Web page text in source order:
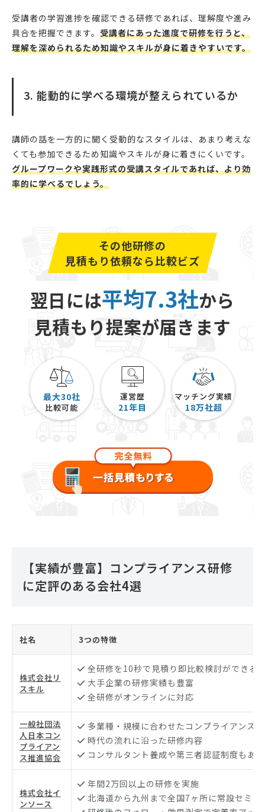
受講者の学習進捗を確認できる研修であれば、理解度や進み
具合を把握できます。 受講者にあった進度で研修を行うと、
理解を深められるため知識やスキルが身に着きやすいです。
3. 能動的に学べる環境が整えられているか
講師の話を一方的に聞く受動的なスタイルは、あまり考えな
くても参加できるため知識やスキルが身に着きにくいです。
グループワークや実践形式の受講スタイルであれば、より効
率的に学べるでしょう。
その他研修の
見積もり依頼なら比較ビズ
翌日には平均7.3社から
見積もり提案が届きます
最大30社
比較可能
運営歴
21年目
マッチング実績
18万社超
【実績が豊富】コンプライアンス研修
に定評のある会社4選
社名 3つの特徴
株式会社リ
スキル
全研修を10秒で見積り即比較検討ができる
大手企業の研修実績も豊富
全研修がオンラインに対応
一般社団法
人日本コン
プライアン
ス推進協会
多業種・規模に合わせたコンプライアンス
時代の流れに沿った研修内容
コンサルタント養成や第三者認証制度もあり
株式会社イ
ンソース
年間2万回以上の研修を実施
北海道から九州まで全国7ヶ所に常設セミナ